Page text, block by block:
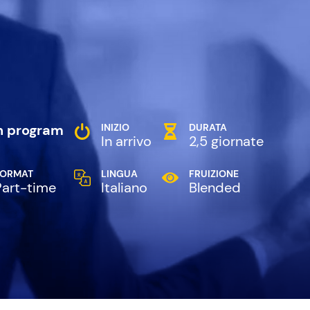
program INIZIO
In arrivo
DURATA
2,5 giornate
time
LINGUA
Italiano
FRUIZIONE
Blended